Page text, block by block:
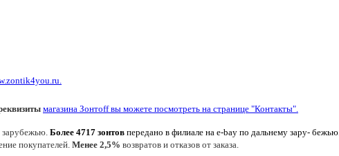
магазина Зонтoff вы можете посмотреть на странице "Контакты".
Более 4717 зонтов передано в филиале на e-bay по дальнему зару- бежью.
покупателей. Менее 2,5% возвратов и отказов от заказа.